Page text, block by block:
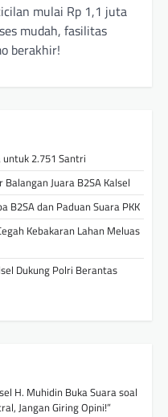
mulai Rp 1,1 juta
mudah, fasilitas
berakhir!
2.751 Santri
Juara B2SA Kalsel
B2SA dan Paduan Suara PKK
Kebakaran Lahan Meluas
Dukung Polri Berantas
H. Muhidin Buka Suara soal
Jangan Giring Opini!”